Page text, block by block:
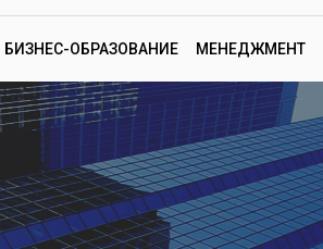
БИЗНЕС-ОБРАЗОВАНИЕ МЕНЕДЖМЕНТ